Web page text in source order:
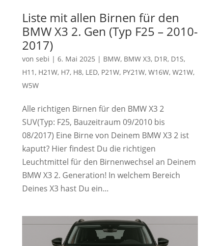
Liste mit allen Birnen für den
BMW X3 2. Gen (Typ F25 – 2010-
2017)
von sebi | 6. Mai 2025 | BMW, BMW X3, D1R, D1S,
H11, H21W, H7, H8, LED, P21W, PY21W, W16W, W21W,
W5W
Alle richtigen Birnen für den BMW X3 2
SUV(Typ: F25, Bauzeitraum 09/2010 bis
08/2017) Eine Birne von Deinem BMW X3 2 ist
kaputt? Hier findest Du die richtigen
Leuchtmittel für den Birnenwechsel an Deinem
BMW X3 2. Generation! In welchem Bereich
Deines X3 hast Du ein...